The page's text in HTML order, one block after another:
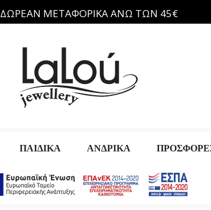
ΔΩΡΕΑΝ ΜΕΤΑΦΟΡΙΚΑ ΑΝΩ ΤΩΝ 45€
ΠΑΙΔΙΚΑ ΑΝΔΡΙΚΑ